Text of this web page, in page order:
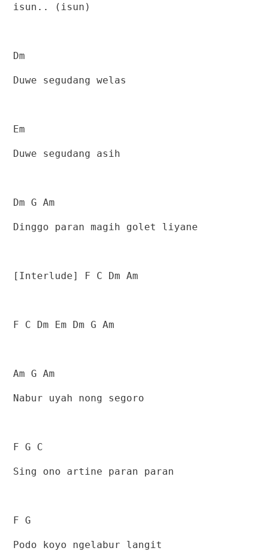
isun.. (isun)
Dm
Duwe segudang welas
Em
Duwe segudang asih
Dm G Am
Dinggo paran magih golet liyane
[Interlude] F C Dm Am
F C Dm Em Dm G Am
Am G Am
Nabur uyah nong segoro
F G C
Sing ono artine paran paran
F G
Podo koyo ngelabur langit